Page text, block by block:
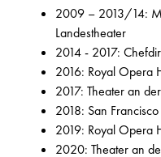
2009 – 2013/14:
Landestheater
2014 - 2017:
2016: Royal Opera
2017: Theater an
2018: San
2019: Royal Opera
2020: Theater an